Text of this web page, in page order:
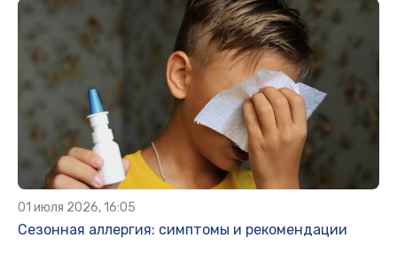
01 июля 2026, 16:05
Сезонная аллергия: симптомы и рекомендации